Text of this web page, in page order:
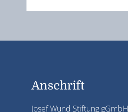
Anschrift
Josef Wund Stiftung gGmbH